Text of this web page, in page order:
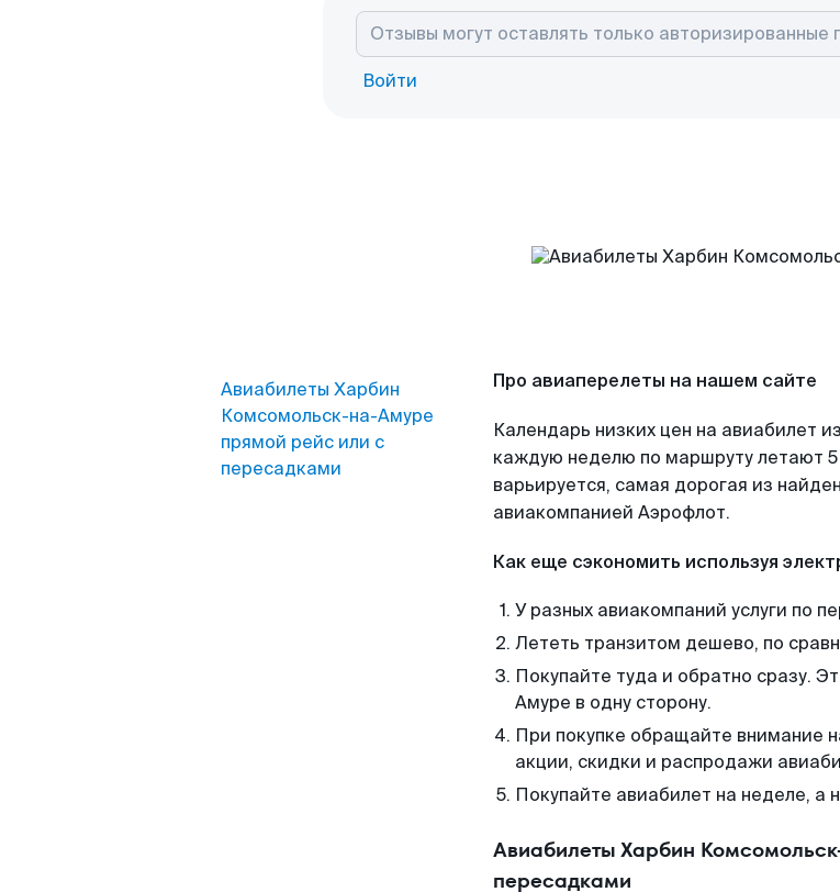
Войти
Авиабилеты Харбин
Комсомольск-на-Амуре
прямой рейс или с
пересадками
Про авиаперелеты на нашем сайте
Календарь низких цен на авиабилет
каждую неделю по маршруту летают
варьируется, самая дорогая из
авиакомпанией Аэрофлот.
Как еще сэкономить используя
У разных авиакомпаний услуги по
Лететь транзитом дешево, по
Покупайте туда и обратно сразу.
Амуре в одну сторону.
При покупке обращайте внимание
акции, скидки и распродажи
Покупайте авиабилет на неделе, а
Авиабилеты Харбин
пересадками